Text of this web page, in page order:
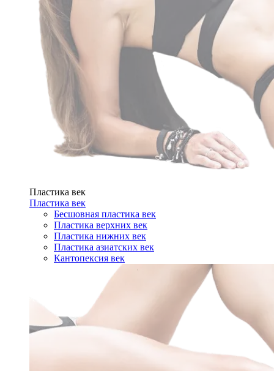
Пластика век
Пластика век
Бесшовная пластика век
Пластика верхних век
Пластика нижних век
Пластика азиатских век
Кантопексия век